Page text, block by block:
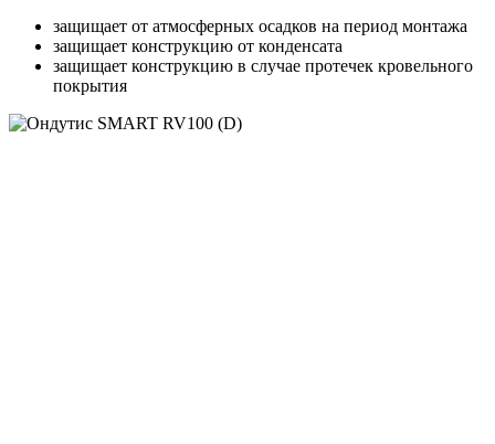
защищает от атмосферных осадков на период монтажа
защищает конструкцию от конденсата
защищает конструкцию в случае протечек кровельного
покрытия